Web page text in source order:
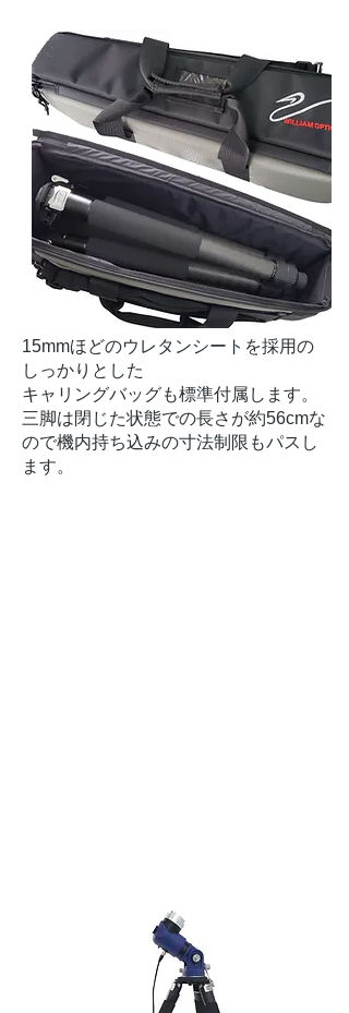
15mmほどのウレタンシートを採用の
しっかりとした
​キャリングバッグも標準付属します。
三脚は閉じた状態での長さが約56cmな
ので機内持ち込みの寸法制限もパスし
ます。